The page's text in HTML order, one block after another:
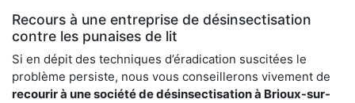
Recours à une entreprise de désinsectisation
contre les punaises de lit
Si en dépit des techniques d’éradication suscitées le
problème persiste, nous vous conseillerons vivement de
recourir à une société de désinsectisation à Brioux-sur-